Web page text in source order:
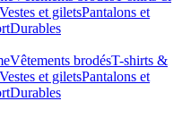
Vestes et giletsPantalons et
Durables
Vêtements brodésT-shirts &
Vestes et giletsPantalons et
Durables